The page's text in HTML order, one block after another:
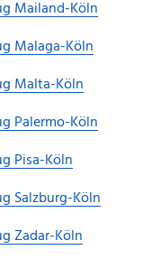
Mailand-Köln
Malaga-Köln
Malta-Köln
Palermo-Köln
Pisa-Köln
Salzburg-Köln
Zadar-Köln